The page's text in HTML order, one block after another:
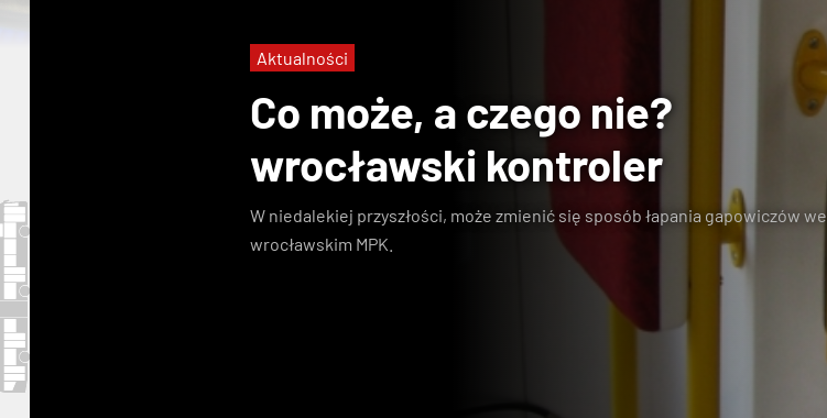
Co może, a czego nie?
wrocławski kontroler
W niedalekiej przyszłości, może zmienić się sposób łapania gapowiczów we
wrocławskim MPK.
Aktualności